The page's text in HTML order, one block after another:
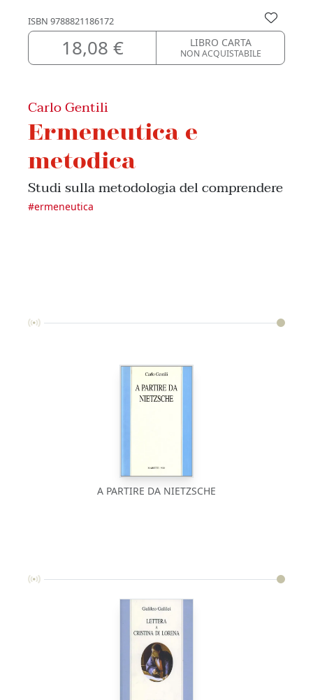
ISBN 9788821186172
18,08 € LIBRO CARTA
NON ACQUISTABILE
Carlo Gentili
Ermeneutica e
metodica
Studi sulla metodologia del comprendere
#ermeneutica
A PARTIRE DA NIETZSCHE